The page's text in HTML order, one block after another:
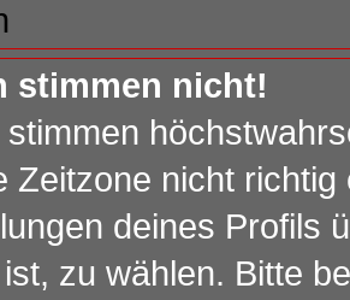
stimmen nicht!
stimmen
Zeitzone nicht
deines Profils
zu wählen. Bitte